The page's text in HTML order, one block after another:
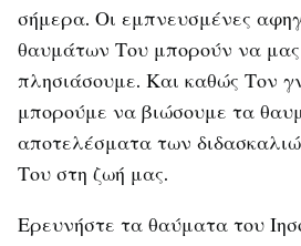
σήμερα. Οι εμπνευσμένες
θαυμάτων Του μπορούν να
πλησιάσουμε. Και καθώς Τον
μπορούμε να βιώσουμε τα
αποτελέσματα των
Του στη ζωή μας.
Ερευνήστε τα θαύματα του